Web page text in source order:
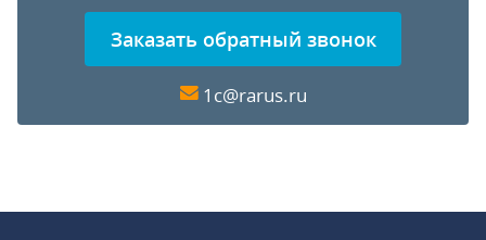
Заказать обратный звонок
1c@rarus.ru